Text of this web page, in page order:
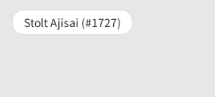
Stolt Ajisai (#1727)